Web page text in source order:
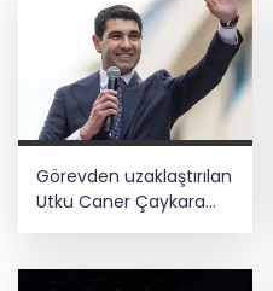
Görevden uzaklaştırılan
Utku Caner Çaykara